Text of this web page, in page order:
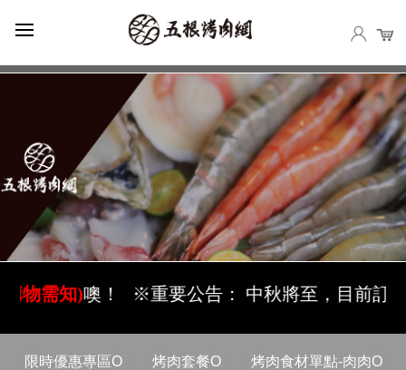
烤肉食材單點-海鮮O
物需知)噢！ ※重要公告： 中秋將至，目前訂
限時優惠專區O 烤肉套餐O 烤肉食材單點-肉肉O